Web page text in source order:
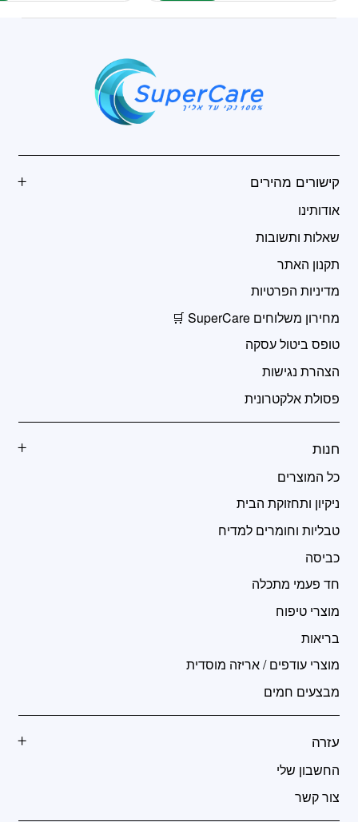
קישורים מהירים
אודותינו
שאלות ותשובות
תקנון האתר
מדיניות הפרטיות
מחירון משלוחים SuperCare 🛒
טופס ביטול עסקה
הצהרת נגישות
פסולת אלקטרונית
חנות
כל המוצרים
ניקיון ותחזוקת הבית
טבליות וחומרים למדיח
כביסה
חד פעמי מתכלה
מוצרי טיפוח
בריאות
מוצרי עודפים / אריזה מוסדית
מבצעים חמים
עזרה
החשבון שלי
צור קשר